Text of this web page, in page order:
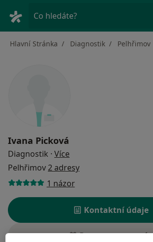
Co hledáte?
Hlavní Stránka Diagnostik Pelhřimov
Ivana Picková
Diagnostik · Více
Pelhřimov2 adresy
1 názor
Kontaktní údaje
Rezervovat termín